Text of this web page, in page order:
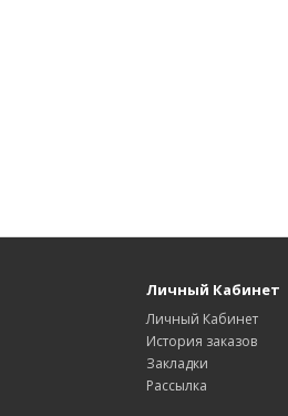
Личный Кабинет
Личный Кабинет
История заказов
Закладки
Рассылка